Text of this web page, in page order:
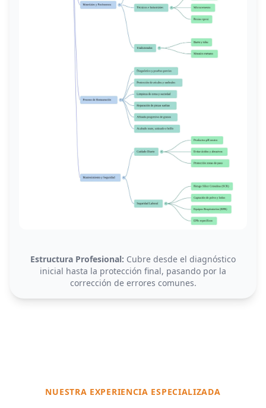
Estructura Profesional: Cubre desde el diagnóstico
inicial hasta la protección final, pasando por la
corrección de errores comunes.
NUESTRA EXPERIENCIA ESPECIALIZADA